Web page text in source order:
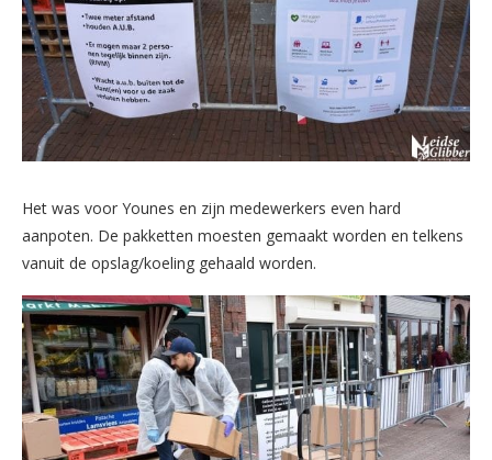
Het was voor Younes en zijn medewerkers even hard
aanpoten. De pakketten moesten gemaakt worden en telkens
vanuit de opslag/koeling gehaald worden.